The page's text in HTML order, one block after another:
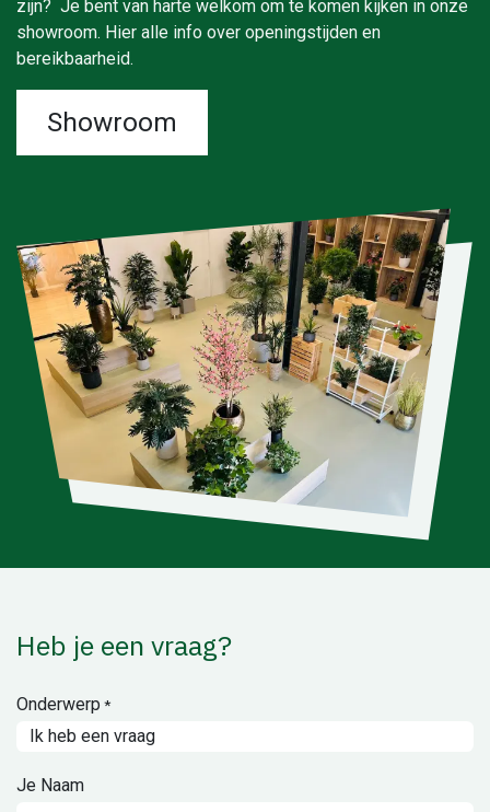
zijn? Je bent van harte welkom om te komen kijken in onze
showroom. Hier alle info over openingstijden en
bereikbaarheid.
Showroom
Heb je een vraag?
Onderwerp *
Je Naam